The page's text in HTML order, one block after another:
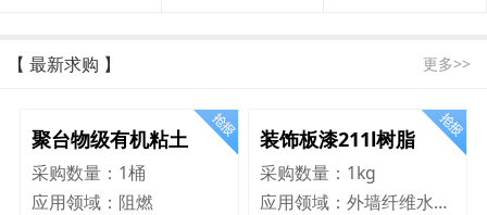
【 最新求购 】 更多>>
聚台物级有机粘土
采购数量： 1桶
应用领域： 阻燃
装饰板漆211l树脂
采购数量： 1kg
应用领域：
外墙纤维水泥板